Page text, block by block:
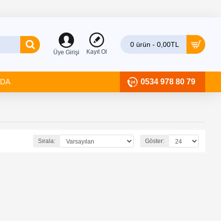
Üye Girişi Kayıt Ol
0 ürün - 0,00TL
0534 978 80 79
Sırala: Göster: